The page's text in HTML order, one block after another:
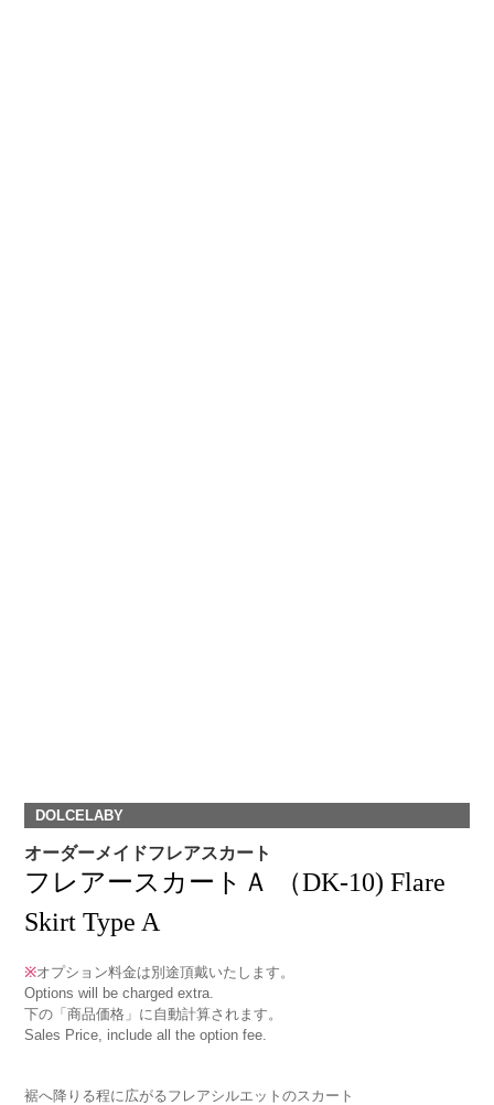
DOLCELABY
オーダーメイドフレアスカート
フレアースカートＡ （DK-10) Flare
Skirt Type A
※オプション料金は別途頂戴いたします。
Options will be charged extra.
下の「商品価格」に自動計算されます。
Sales Price, include all the option fee.
裾へ降りる程に広がるフレアシルエットのスカート